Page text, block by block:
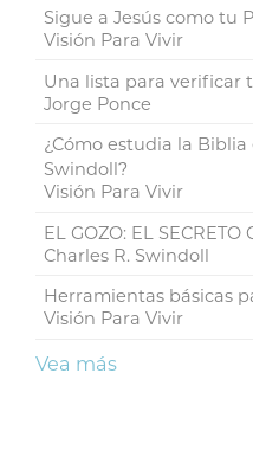
Sigue a Jesús como tu
Visión Para Vivir
Una lista para verificar
Jorge Ponce
¿Cómo estudia la
Swindoll?
Visión Para Vivir
EL GOZO: EL SECRETO
Charles R. Swindoll
Herramientas básicas
Visión Para Vivir
Vea más